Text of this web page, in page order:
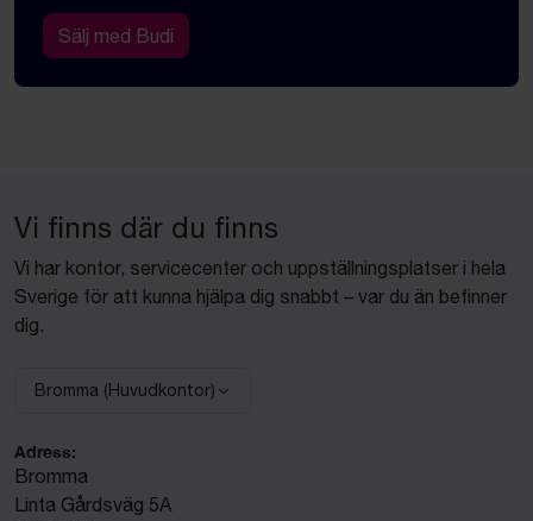
Sälj med Budi
Vi finns där du finns
Vi har kontor, servicecenter och uppställningsplatser i hela
Sverige för att kunna hjälpa dig snabbt – var du än befinner
dig.
Välj anläggning:
Bromma (Huvudkontor)
Adress:
Bromma
Linta Gårdsväg 5A